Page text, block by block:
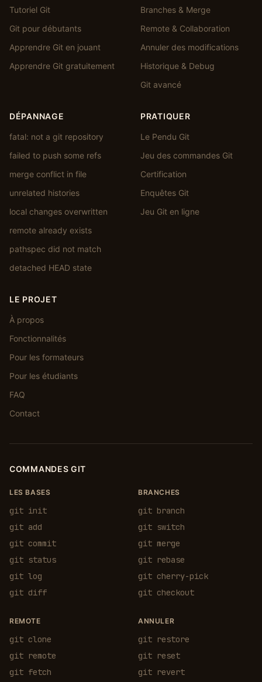
Tutoriel Git
Git pour débutants
Apprendre Git en jouant
Apprendre Git gratuitement
Branches & Merge
Remote & Collaboration
Annuler des modifications
Historique & Debug
Git avancé
DÉPANNAGE
fatal: not a git repository
failed to push some refs
merge conflict in file
unrelated histories
local changes overwritten
remote already exists
pathspec did not match
detached HEAD state
PRATIQUER
Le Pendu Git
Jeu des commandes Git
Certification
Enquêtes Git
Jeu Git en ligne
LE PROJET
À propos
Fonctionnalités
Pour les formateurs
Pour les étudiants
FAQ
Contact
COMMANDES GIT
LES BASES
git init
git add
git commit
git status
git log
git diff
BRANCHES
git branch
git switch
git merge
git rebase
git cherry-pick
git checkout
REMOTE
git clone
git remote
git fetch
ANNULER
git restore
git reset
git revert